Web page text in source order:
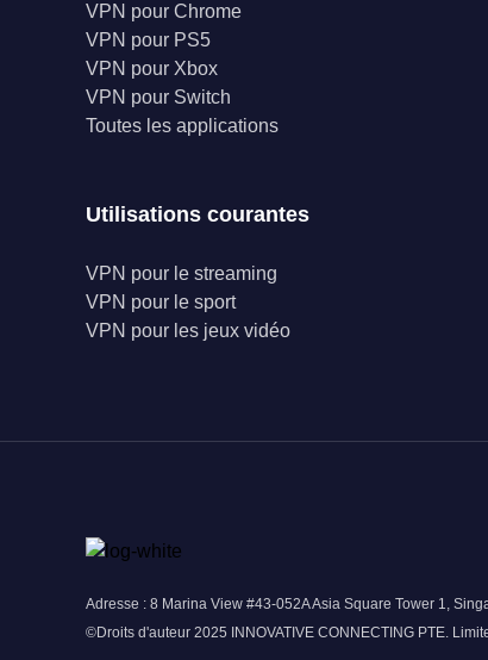
VPN pour Chrome
VPN pour PS5
VPN pour Xbox
VPN pour Switch
Toutes les applications
Utilisations courantes
VPN pour le streaming
VPN pour le sport
VPN pour les jeux vidéo
Adresse : 8 Marina View #43-052A Asia Square Tower 1,
©Droits d'auteur 2025 INNOVATIVE CONNECTING PTE.